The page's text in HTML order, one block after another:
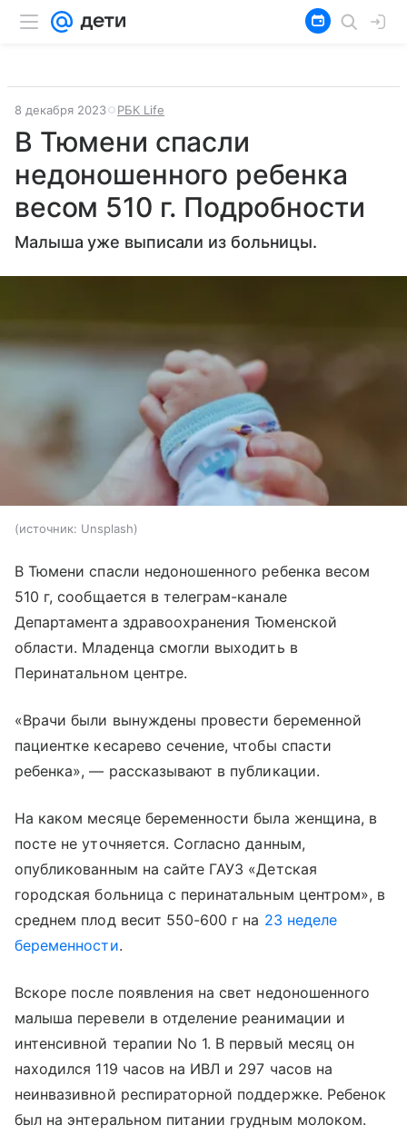
8 декабря 2023 РБК Life
В Тюмени спасли
недоношенного ребенка
весом 510 г. Подробности
Малыша уже выписали из больницы.
источник: Unsplash
В Тюмени спасли недоношенного ребенка весом
510 г, сообщается в телеграм-канале
Департамента здравоохранения Тюменской
области. Младенца смогли выходить в
Перинатальном центре.
«Врачи были вынуждены провести беременной
пациентке кесарево сечение, чтобы спасти
ребенка», — рассказывают в публикации.
На каком месяце беременности была женщина, в
посте не уточняется. Согласно данным,
опубликованным на сайте ГАУЗ «Детская
городская больница с перинатальным центром», в
среднем плод весит 550-600 г на 23 неделе
беременности.
Вскоре после появления на свет недоношенного
малыша перевели в отделение реанимации и
интенсивной терапии No 1. В первый месяц он
находился 119 часов на ИВЛ и 297 часов на
неинвазивной респираторной поддержке. Ребенок
был на энтеральном питании грудным молоком.